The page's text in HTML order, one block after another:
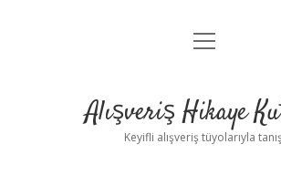
Anasayfa
Yasal Uyarı
menüyü
Alışveriş Hikaye
Keyifli alışveriş tüyolarıyla